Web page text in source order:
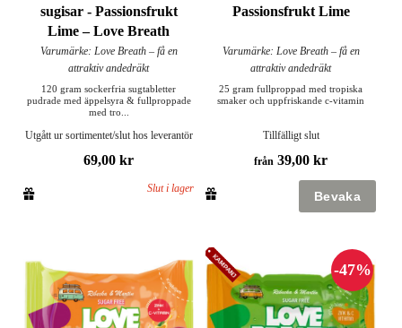
sugisar - Passionsfrukt
Lime – Love Breath
Varumärke: Love Breath – få en
attraktiv andedräkt
120 gram sockerfria sugtabletter
pudrade med äppelsyra & fullproppade
med tro...
Utgått ur sortimentet/slut hos leverantör
69,00 kr
Slut i lager
Passionsfrukt Lime
Varumärke: Love Breath – få en
attraktiv andedräkt
25 gram fullproppad med tropiska
smaker och uppfriskande c-vitamin
Tillfälligt slut
från 39,00 kr